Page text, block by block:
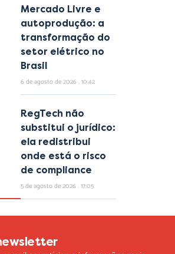
Mercado Livre e
autoprodução: a
transformação do
setor elétrico no
Brasil
6 de agosto de 2026 10:42
RegTech não
substitui o jurídico:
ela redistribui
onde está o risco
de compliance
5 de agosto de 2026 17:05